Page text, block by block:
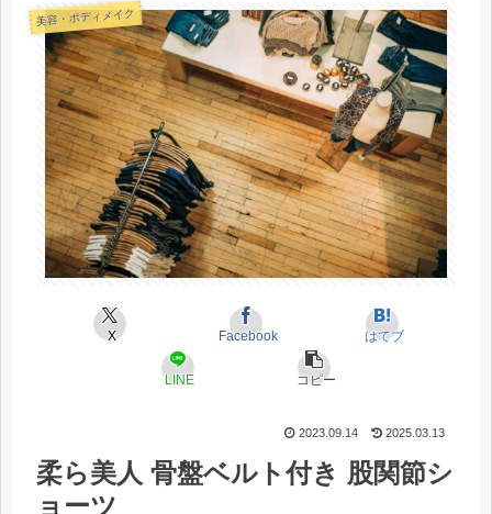
美容・ボディメイク
X Facebook はてブ
LINE コピー
2023.09.14 2025.03.13
柔ら美人 骨盤ベルト付き 股関節シ
ョーツ